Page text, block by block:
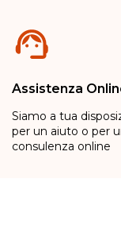
Assistenza
Siamo a tua
per un aiuto o per
consulenza online